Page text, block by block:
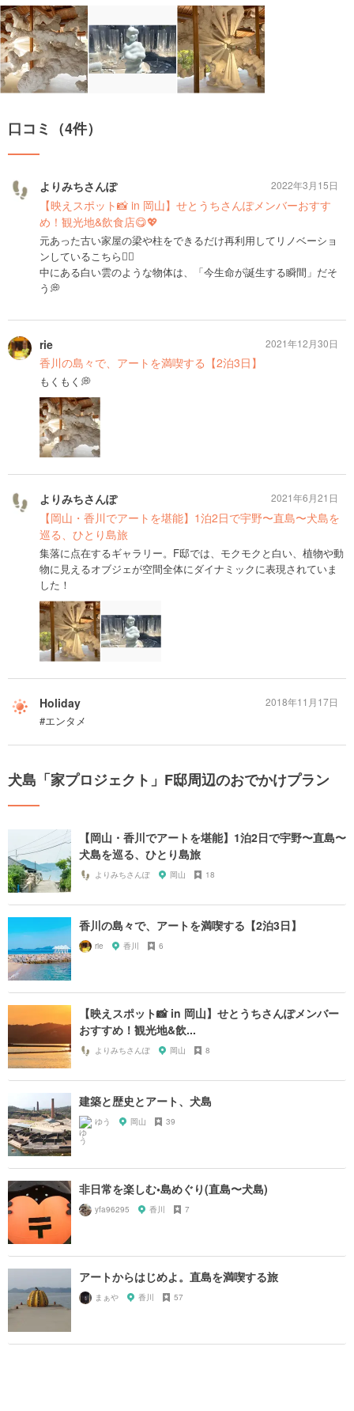
口コミ（4件）
よりみちさんぽ
【映えスポット📸 in 岡山】せとうちさんぽメンバーおすす
め！観光地&飲食店😋💖
元あった古い家屋の梁や柱をできるだけ再利用してリノベーショ
ンしているこちら💁‍♀️
中にある白い雲のような物体は、「今生命が誕生する瞬間」だそ
う💭
2022年3月15日
rie
香川の島々で、アートを満喫する【2泊3日】
もくもく💭
2021年12月30日
よりみちさんぽ
【岡山・香川でアートを堪能】1泊2日で宇野〜直島〜犬島を
巡る、ひとり島旅
集落に点在するギャラリー。F邸では、モクモクと白い、植物や動
物に見えるオブジェが空間全体にダイナミックに表現されていま
した！
2021年6月21日
Holiday
#エンタメ
2018年11月17日
犬島「家プロジェクト」F邸周辺のおでかけプラン
【岡山・香川でアートを堪能】1泊2日で宇野〜直島〜
犬島を巡る、ひとり島旅
よりみちさんぽ 岡山 18
香川の島々で、アートを満喫する【2泊3日】
rie 香川 6
【映えスポット📸 in 岡山】せとうちさんぽメンバー
おすすめ！観光地&飲...
よりみちさんぽ 岡山 8
建築と歴史とアート、犬島
ゆう 岡山 39
非日常を楽しむ•島めぐり(直島〜犬島)
yfa96295 香川 7
アートからはじめよ。直島を満喫する旅
まぁや 香川 57